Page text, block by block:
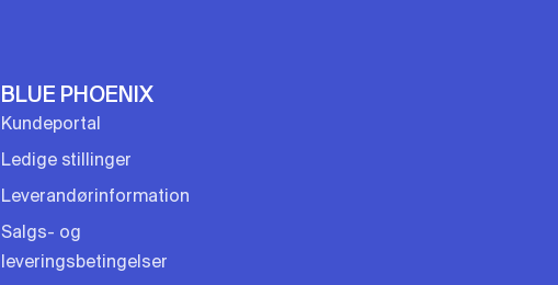
BLUE PHOENIX
Kundeportal
Ledige stillinger
Leverandørinformation
Salgs- og
leveringsbetingelser